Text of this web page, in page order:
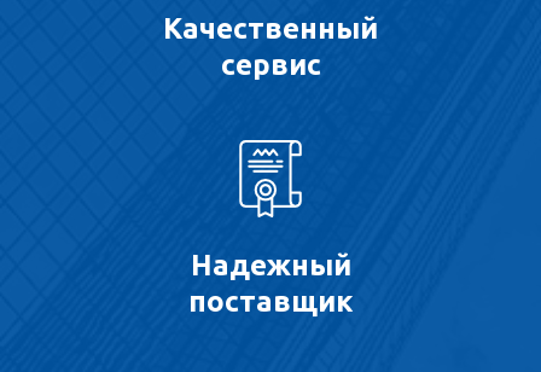
Качественный
сервис
Надежный
поставщик